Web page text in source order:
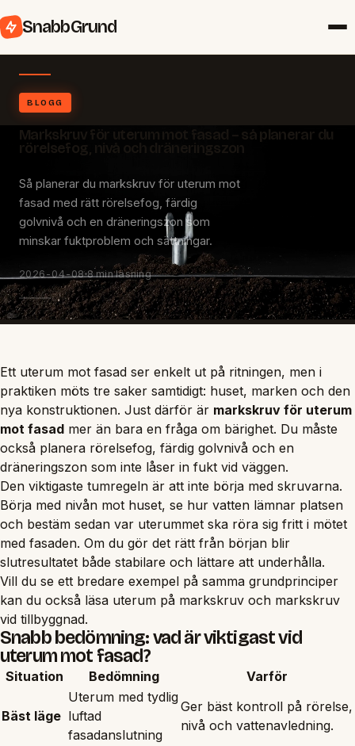
SnabbGrund
BLOGG
Markskruv för uterum mot fasad – så planerar du
rörelsefog, nivå och dräneringszon
Så planerar du markskruv för uterum mot
fasad med rätt rörelsefog, färdig
golvnivå och en dräneringszon som
minskar fuktproblem och sättningar.
2026-04-08 8 min läsning
Ett uterum mot fasad ser enkelt ut på ritningen, men i
praktiken möts tre saker samtidigt: huset, marken och den
nya konstruktionen. Just därför är markskruv för uterum
mot fasad mer än bara en fråga om bärighet. Du måste
också planera rörelsefog, färdig golvnivå och en
dräneringszon som inte låser in fukt vid väggen.
Den viktigaste tumregeln är att inte börja med skruvarna.
Börja med nivån mot huset, se hur vatten lämnar platsen
och bestäm sedan var uterummet ska röra sig fritt i mötet
med fasaden. Om du gör det rätt från början blir
slutresultatet både stabilare och lättare att underhålla.
Vill du se ett bredare exempel på samma grundprinciper
kan du också läsa uterum på markskruv och markskruv
vid tillbyggnad.
Snabb bedömning: vad är viktigast vid
uterum mot fasad?
Situation Bedömning Varför
Bäst läge
Uterum med tydlig
luftad
fasadanslutning
Ger bäst kontroll på rörelse,
nivå och vattenavledning.